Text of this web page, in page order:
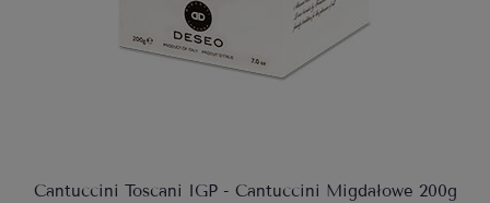
Cantuccini Toscani IGP - Cantuccini Migdałowe 200g